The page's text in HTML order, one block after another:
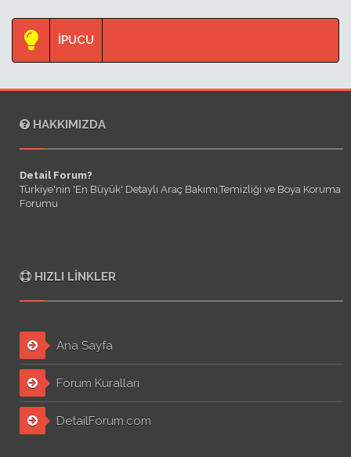
İPUCU
HAKKIMIZDA
Detail Forum?
Türkiye'nin 'En Büyük' Detaylı Araç Bakımı,Temizliği ve Boya Koruma
Forumu
HIZLI LINKLER
Ana Sayfa
Forum Kuralları
DetailForum.com